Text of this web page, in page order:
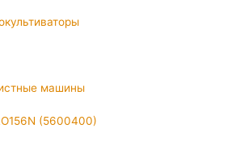
машины
(5600400)